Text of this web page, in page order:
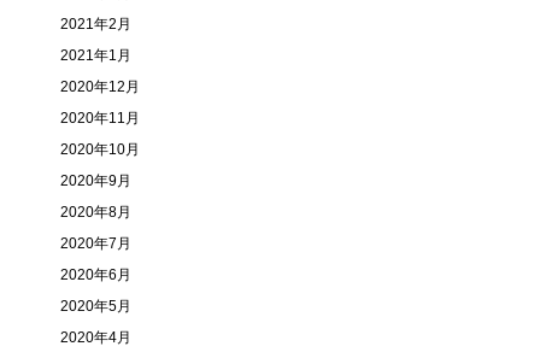
2021年2月
2021年1月
2020年12月
2020年11月
2020年10月
2020年9月
2020年8月
2020年7月
2020年6月
2020年5月
2020年4月